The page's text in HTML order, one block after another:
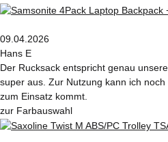
09.04.2026
Hans E
Der Rucksack entspricht genau
super aus. Zur Nutzung kann ich
zum Einsatz kommt.
zur Farbauswahl